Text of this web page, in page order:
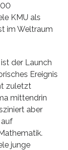
KMU als
im Weltraum
der Launch
Ereignis
zuletzt
mittendrin
aber
junge